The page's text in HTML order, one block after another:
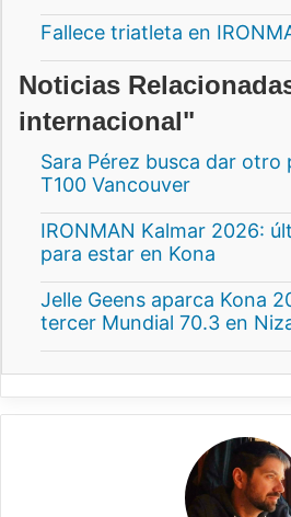
Fallece triatleta en
Noticias
internacional"
Sara Pérez busca dar otro
T100 Vancouver
IRONMAN Kalmar 2026:
para estar en Kona
Jelle Geens aparca Kona
tercer Mundial 70.3 en